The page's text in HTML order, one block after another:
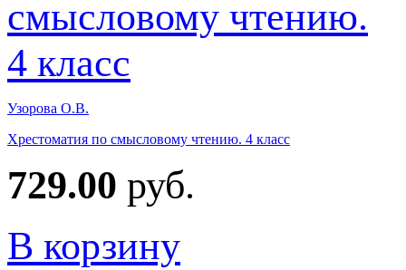
Узорова О.В.
Хрестоматия по смысловому чтению. 4 класс
729.00 руб.
В корзину